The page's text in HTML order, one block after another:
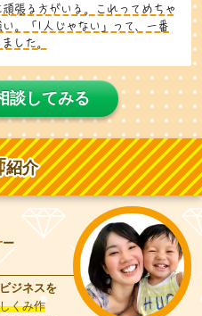
張る方がいる。これってめちゃ
い。「1人じゃない」って、一番
した。
談してみる
紹介
ー
ジネスを
くみ作